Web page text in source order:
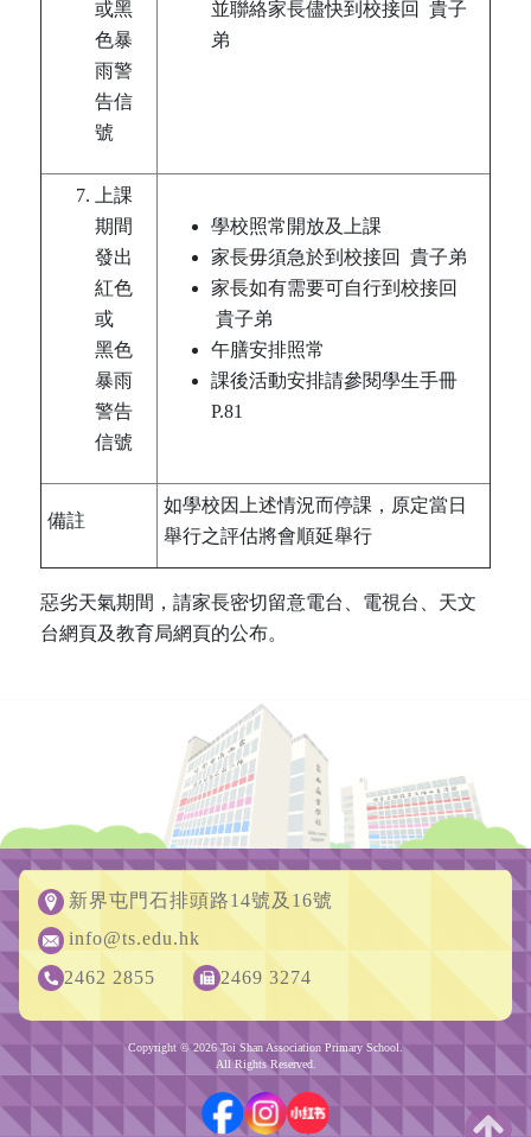
​或黑
色暴
雨警
告信
號
並聯絡家長儘快到校接回 貴子
弟
上課
期間
發出
紅色
或
黑色
暴雨
警告
信號
學校照常開放及上課
家長毋須急於到校接回 貴子弟
家長如有需要可自行到校接回
貴子弟
午膳安排照常
課後活動安排請參閱學生手冊
P.81
備註
如學校因上述情況而停課，原定當日
舉行之評估將會順延舉行
惡劣天氣期間，請家長密切留意電台、電視台、天文
台網頁及教育局網頁的公布。
新界屯門石排頭路14號及16號
info@ts.edu.hk
2462 2855
2469 3274
Copyright © 2026 Toi Shan Association Primary School.
All Rights Reserved.